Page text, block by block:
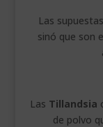
Las
sinó que son
Las Tillandsia
de polvo